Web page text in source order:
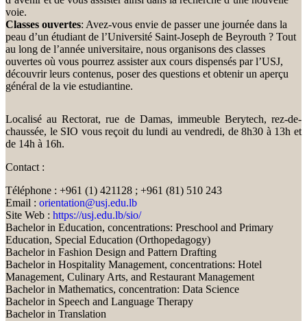
voie.
Classes ouvertes: Avez-vous envie de passer une journée dans la
peau d’un étudiant de l’Université Saint-Joseph de Beyrouth ? Tout
au long de l’année universitaire, nous organisons des classes
ouvertes où vous pourrez assister aux cours dispensés par l’USJ,
découvrir leurs contenus, poser des questions et obtenir un aperçu
général de la vie estudiantine.
Localisé au Rectorat, rue de Damas, immeuble Berytech, rez-de-
chaussée, le SIO vous reçoit du lundi au vendredi, de 8h30 à 13h et
de 14h à 16h.
Contact :
Téléphone : +961 (1) 421128 ; +961 (81) 510 243
Email : orientation@usj.edu.lb
Site Web : https://usj.edu.lb/sio/
Bachelor in Education, concentrations: Preschool and Primary
Education, Special Education (Orthopedagogy)
Bachelor in Fashion Design and Pattern Drafting
Bachelor in Hospitality Management, concentrations: Hotel
Management, Culinary Arts, and Restaurant Management
Bachelor in Mathematics, concentration: Data Science
Bachelor in Speech and Language Therapy
Bachelor in Translation